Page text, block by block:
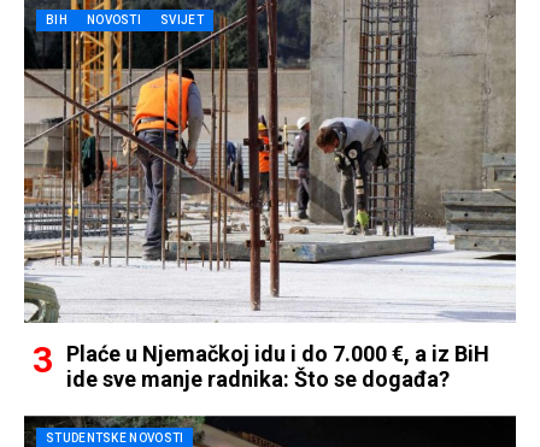
BIH NOVOSTI SVIJET
Plaće u Njemačkoj idu i do 7.000 €, a iz BiH
ide sve manje radnika: Što se događa?
STUDENTSKE NOVOSTI